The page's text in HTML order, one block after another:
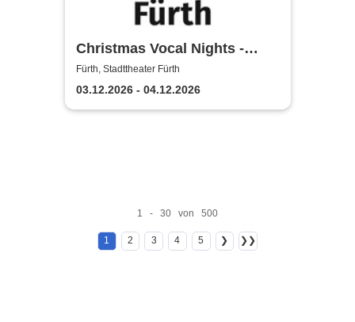
Christmas Vocal Nights -
Stadttheater Fürth
Fürth, Stadttheater Fürth
03.12.2026 - 04.12.2026
1 - 30 von 500
1 2 3 4 5 ❯ ❯❯